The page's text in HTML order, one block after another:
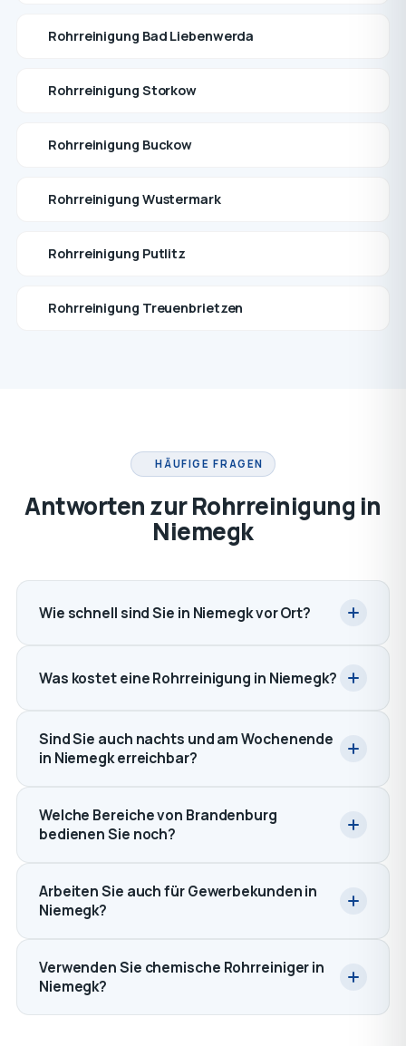
Rohrreinigung Bad Liebenwerda
Rohrreinigung Storkow
Rohrreinigung Buckow
Rohrreinigung Wustermark
Rohrreinigung Putlitz
Rohrreinigung Treuenbrietzen
HÄUFIGE FRAGEN
Antworten zur Rohrreinigung in
Niemegk
Wie schnell sind Sie in Niemegk vor Ort?
Was kostet eine Rohrreinigung in Niemegk?
Sind Sie auch nachts und am Wochenende
in Niemegk erreichbar?
Welche Bereiche von Brandenburg
bedienen Sie noch?
Arbeiten Sie auch für Gewerbekunden in
Niemegk?
Verwenden Sie chemische Rohrreiniger in
Niemegk?